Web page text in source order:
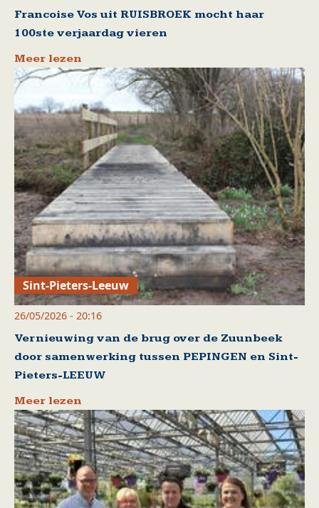
Francoise Vos uit RUISBROEK mocht haar
100ste verjaardag vieren
Meer lezen
Sint-Pieters-Leeuw
26/05/2026 - 20:16
Vernieuwing van de brug over de Zuunbeek
door samenwerking tussen PEPINGEN en Sint-
Pieters-LEEUW
Meer lezen